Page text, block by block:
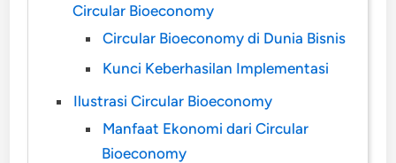
Circular Bioeconomy
Circular Bioeconomy di Dunia Bisnis
Kunci Keberhasilan Implementasi
Ilustrasi Circular Bioeconomy
Manfaat Ekonomi dari Circular
Bioeconomy